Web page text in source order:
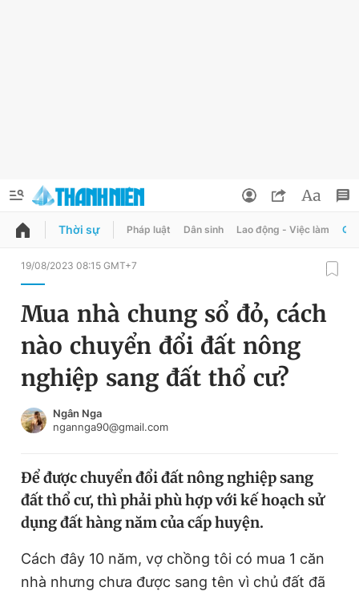
QUẢNG CÁO
Chuyên mục
Chuyên mục khác
Chào ngày mới
Video Magazine
Sản phẩm khác
Đổi mật khẩu
Tin đã lưu
Tin đã xem
Đăng xuất
Thời sự Pháp luật Dân sinh Lao động - Việc làm
19/08/2023 08:15 GMT+7
Mua nhà chung sổ đỏ, cách
nào chuyển đổi đất nông
nghiệp sang đất thổ cư?
Ngân Nga
ngannga90@gmail.com
Để được chuyển đổi đất nông nghiệp sang
đất thổ cư, thì phải phù hợp với kế hoạch sử
dụng đất hàng năm của cấp huyện.
Cách đây 10 năm, vợ chồng tôi có mua 1 căn
nhà nhưng chưa được sang tên vì chủ đất đã